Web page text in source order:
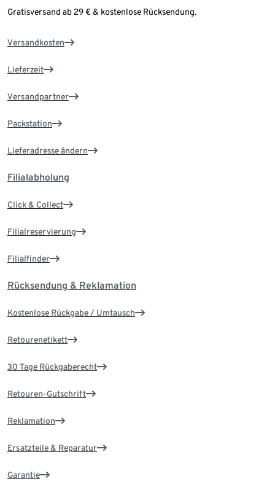
Gratisversand ab 29 € & kostenlose Rücksendung.
Versandkosten
Lieferzeit
Versandpartner
Packstation
Lieferadresse ändern
Filialabholung
Click & Collect
Filialreservierung
Filialfinder
Rücksendung & Reklamation
Kostenlose Rückgabe / Umtausch
Retourenetikett
30 Tage Rückgaberecht
Retouren-Gutschrift
Reklamation
Ersatzteile & Reparatur
Garantie